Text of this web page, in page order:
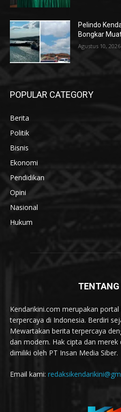
Pelindo
Bongkar
Agustus 10, 2026
POPULAR CATEGORY
Berita
Politik
Bisnis
Ekonomi
Pendidikan
Opini
Nasional
Hukum
Kendarikini.com merupakan
terpercaya di Indonesia. Berdiri
Mewartakan berita terpercaya
dan modern. Hak cipta dan merek
dimiliki oleh PT Insan Media Siber.
Email kami: